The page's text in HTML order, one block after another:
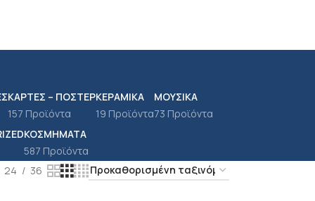
ΚΆΡΤΕΣ – ΠΌΣΤΕΡ
157 Προϊόντα
ΚΕΡΑΜΙΚΆ
19 Προϊόντα
ΜΟΥΣΙΚΆ
73 Προϊόντα
ΚΟΣΜΉΜΑΤΑ
587 Προϊόντα
24
36